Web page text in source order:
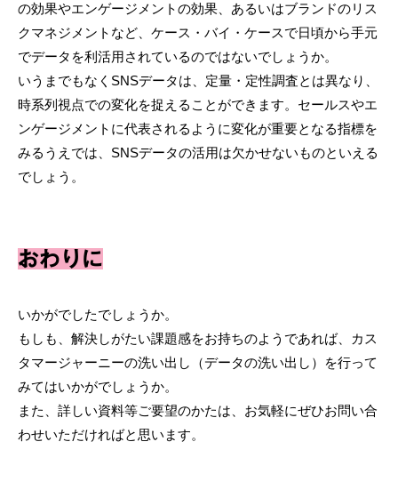
の効果やエンゲージメントの効果、あるいはブランドのリス
クマネジメントなど、ケース・バイ・ケースで日頃から手元
でデータを利活用されているのではないでしょうか。
いうまでもなくSNSデータは、定量・定性調査とは異なり、
時系列視点での変化を捉えることができます。セールスやエ
ンゲージメントに代表されるように変化が重要となる指標を
みるうえでは、SNSデータの活用は欠かせないものといえる
でしょう。
おわりに
いかがでしたでしょうか。
もしも、解決しがたい課題感をお持ちのようであれば、カス
タマージャーニーの洗い出し（データの洗い出し）を行って
みてはいかがでしょうか。
また、詳しい資料等ご要望のかたは、お気軽にぜひお問い合
わせいただければと思います。